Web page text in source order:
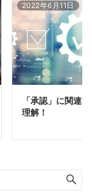
2022年6月11日
「承認」に関連
理解！